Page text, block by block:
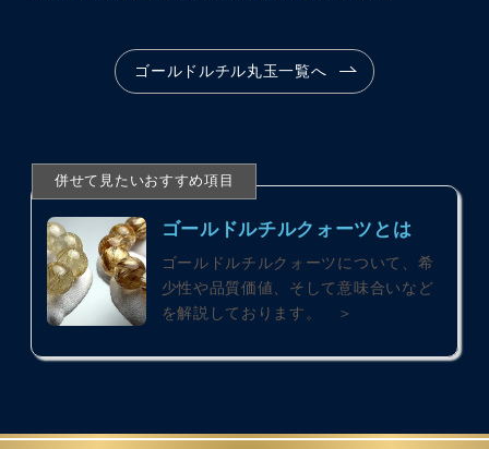
ゴールドルチル丸玉一覧へ
ゴールドルチルクォーツとは
ゴールドルチルクォーツについて、希
少性や品質価値、そして意味合いなど
を解説しております。 ＞